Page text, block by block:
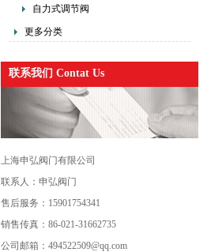
自力式调节阀
更多分类
联系我们 Contat Us
上海申弘阀门有限公司
联系人：申弘阀门
售后服务：15901754341
销售传真：86-021-31662735
公司邮箱：494522509@qq.com